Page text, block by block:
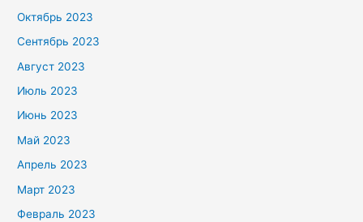
Октябрь 2023
Сентябрь 2023
Август 2023
Июль 2023
Июнь 2023
Май 2023
Апрель 2023
Март 2023
Февраль 2023